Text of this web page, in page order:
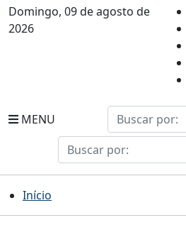
Domingo, 09 de agosto de
2026
MENU
Início